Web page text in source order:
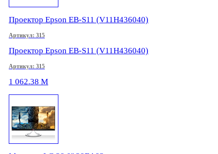
Проектор Epson EB-S11 (V11H436040)
Артикул: 315
Проектор Epson EB-S11 (V11H436040)
Артикул: 315
1 062.38 M